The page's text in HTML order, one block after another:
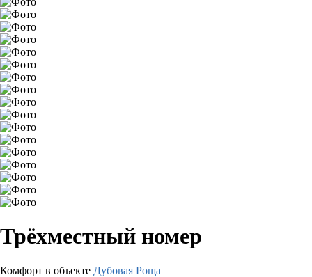
Трёхместный номер
Комфорт в объекте Дубовая Роща